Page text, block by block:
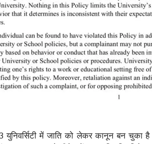
में जाति को लेकर कानून बन चुका